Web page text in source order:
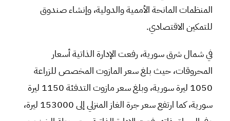
المنظمات المانحة الأممية والدولية، وإنشاء صندوق
للتمكين الاقتصادي.
في شمال شرق سورية، رفعت الإدارة الذاتية أسعار
المحروقات، حيث بلغ سعر المازوت المخصص للزراعة
1050 ليرة سورية، وبلغ سعر مازوت التدفئة 1150 ليرة
سورية، كما ارتفع سعر جرة الغاز المنزلي إلى 153000 ليرة،